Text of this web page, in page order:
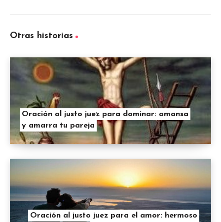
Otras historias
Oración al justo juez para dominar: amansa
y amarra tu pareja
Oración al justo juez para el amor: hermoso